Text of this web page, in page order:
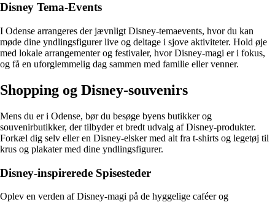
Disney Tema-Events
I Odense arrangeres der jævnligt Disney-temaevents, hvor du kan
møde dine yndlingsfigurer live og deltage i sjove aktiviteter. Hold øje
med lokale arrangementer og festivaler, hvor Disney-magi er i fokus,
og få en uforglemmelig dag sammen med familie eller venner.
Shopping og Disney-souvenirs
Mens du er i Odense, bør du besøge byens butikker og
souvenirbutikker, der tilbyder et bredt udvalg af Disney-produkter.
Forkæl dig selv eller en Disney-elsker med alt fra t-shirts og legetøj til
krus og plakater med dine yndlingsfigurer.
Disney-inspirerede Spisesteder
Oplev en verden af Disney-magi på de hyggelige caféer og